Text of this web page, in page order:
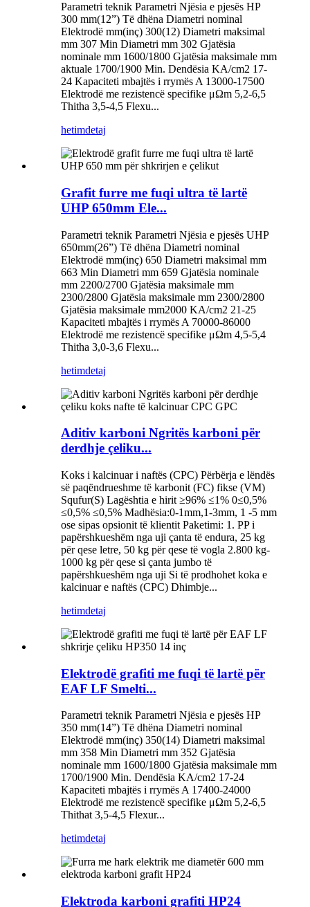
Parametri teknik Parametri Njësia e pjesës HP
300 mm(12”) Të dhëna Diametri nominal
Elektrodë mm(inç) 300(12) Diametri maksimal
mm 307 Min Diametri mm 302 Gjatësia
nominale mm 1600/1800 Gjatësia maksimale mm
aktuale 1700/1900 Min. Dendësia KA/cm2 17-
24 Kapaciteti mbajtës i rrymës A 13000-17500
Elektrodë me rezistencë specifike μΩm 5,2-6,5
Thitha 3,5-4,5 Flexu...
hetimdetaj
Grafit furre me fuqi ultra të lartë
UHP 650mm Ele...
Parametri teknik Parametri Njësia e pjesës UHP
650mm(26”) Të dhëna Diametri nominal
Elektrodë mm(inç) 650 Diametri maksimal mm
663 Min Diametri mm 659 Gjatësia nominale
mm 2200/2700 Gjatësia maksimale mm
2300/2800 Gjatësia maksimale mm 2300/2800
Gjatësia maksimale mm2000 KA/cm2 21-25
Kapaciteti mbajtës i rrymës A 70000-86000
Elektrodë me rezistencë specifike μΩm 4,5-5,4
Thitha 3,0-3,6 Flexu...
hetimdetaj
Aditiv karboni Ngritës karboni për
derdhje çeliku...
Koks i kalcinuar i naftës (CPC) Përbërja e lëndës
së paqëndrueshme të karbonit (FC) fikse (VM)
Squfur(S) Lagështia e hirit ≥96% ≤1% 0≤0,5%
≤0,5% ≤0,5% Madhësia:0-1mm,1-3mm, 1 -5 mm
ose sipas opsionit të klientit Paketimi: 1. PP i
papërshkueshëm nga uji çanta të endura, 25 kg
për qese letre, 50 kg për qese të vogla 2.800 kg-
1000 kg për qese si çanta jumbo të
papërshkueshëm nga uji Si të prodhohet koka e
kalcinuar e naftës (CPC) Dhimbje...
hetimdetaj
Elektrodë grafiti me fuqi të lartë për
EAF LF Smelti...
Parametri teknik Parametri Njësia e pjesës HP
350 mm(14”) Të dhëna Diametri nominal
Elektrodë mm(inç) 350(14) Diametri maksimal
mm 358 Min Diametri mm 352 Gjatësia
nominale mm 1600/1800 Gjatësia maksimale mm
1700/1900 Min. Dendësia KA/cm2 17-24
Kapaciteti mbajtës i rrymës A 17400-24000
Elektrodë me rezistencë specifike μΩm 5,2-6,5
Thithat 3,5-4,5 Flexur...
hetimdetaj
Elektroda karboni grafiti HP24